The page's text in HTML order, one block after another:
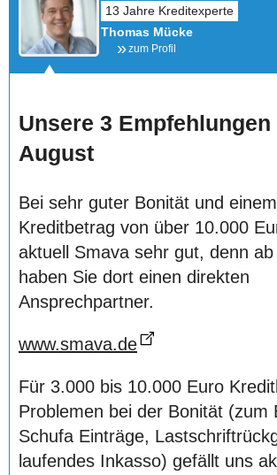
Thomas Mücke
zum Profil
Unsere 3 Empfehlungen
August
Bei sehr guter Bonität und einem
Kreditbetrag von über 10.000
aktuell Smava sehr gut, denn
haben Sie dort einen direkten
Ansprechpartner.
www.smava.de
Für 3.000 bis 10.000 Euro
Problemen bei der Bonität (zum
Schufa Einträge,
laufendes Inkasso) gefällt uns